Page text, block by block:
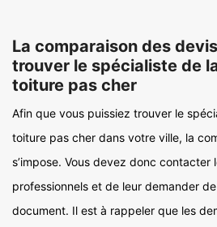
La comparaison des
trouver le spécialiste de
toiture pas cher
Afin que vous puissiez trouver le
toiture pas cher dans votre ville, la
s’impose. Vous devez donc contacter
professionnels et de leur demander
document. Il est à rappeler que les